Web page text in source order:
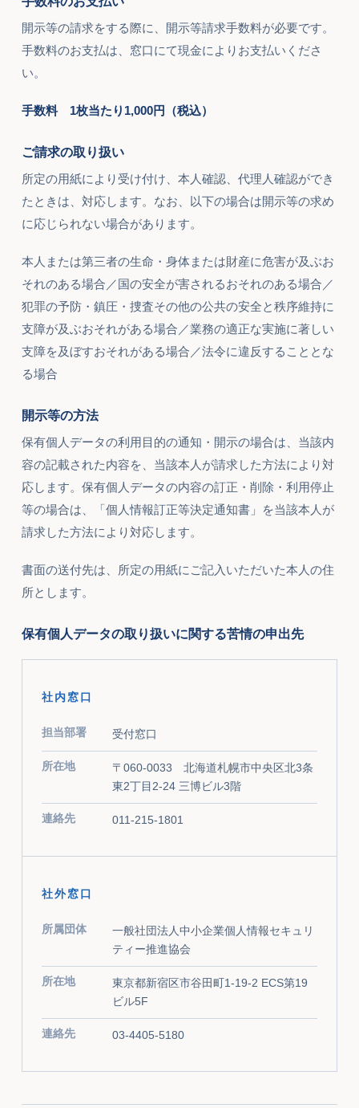
開示等の請求をする際に、開示等請求手数料が必要です。
手数料のお支払は、窓口にて現金によりお支払いくださ
い。
手数料 1枚当たり1,000円（税込）
ご請求の取り扱い
所定の用紙により受け付け、本人確認、代理人確認ができ
たときは、対応します。なお、以下の場合は開示等の求め
に応じられない場合があります。
本人または第三者の生命・身体または財産に危害が及ぶお
それのある場合／国の安全が害されるおそれのある場合／
犯罪の予防・鎮圧・捜査その他の公共の安全と秩序維持に
支障が及ぶおそれがある場合／業務の適正な実施に著しい
支障を及ぼすおそれがある場合／法令に違反することとな
る場合
開示等の方法
保有個人データの利用目的の通知・開示の場合は、当該内
容の記載された内容を、当該本人が請求した方法により対
応します。保有個人データの内容の訂正・削除・利用停止
等の場合は、「個人情報訂正等決定通知書」を当該本人が
請求した方法により対応します。
書面の送付先は、所定の用紙にご記入いただいた本人の住
所とします。
保有個人データの取り扱いに関する苦情の申出先
社内窓口
担当部署 受付窓口
所在地
〒060-0033 北海道札幌市中央区北3条
東2丁目2-24 三博ビル3階
連絡先 011-215-1801
社外窓口
所属団体
一般社団法人中小企業個人情報セキュリ
ティー推進協会
所在地
東京都新宿区市谷田町1-19-2 ECS第19
ビル5F
連絡先 03-4405-5180